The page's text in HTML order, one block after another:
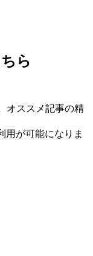
ら
オススメ記事の精
用が可能になりま